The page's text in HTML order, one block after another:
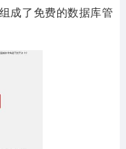
成了免费的数据库管